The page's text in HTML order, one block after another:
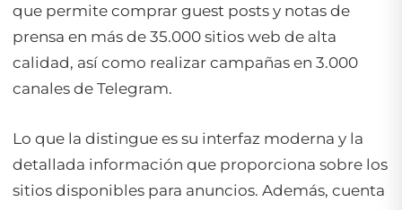
que permite comprar guest posts y notas de
prensa en más de 35.000 sitios web de alta
calidad, así como realizar campañas en 3.000
canales de Telegram.
Lo que la distingue es su interfaz moderna y la
detallada información que proporciona sobre los
sitios disponibles para anuncios. Además, cuenta